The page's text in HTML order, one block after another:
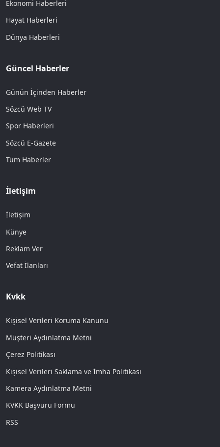
Ekonomi Haberleri
Hayat Haberleri
Dünya Haberleri
Güncel Haberler
Günün İçinden Haberler
Sözcü Web TV
Spor Haberleri
Sözcü E-Gazete
Tüm Haberler
İletişim
İletişim
Künye
Reklam Ver
Vefat İlanları
Kvkk
Kişisel Verileri Koruma Kanunu
Müşteri Aydınlatma Metni
Çerez Politikası
Kişisel Verileri Saklama ve İmha Politikası
Kamera Aydınlatma Metni
KVKK Başvuru Formu
RSS